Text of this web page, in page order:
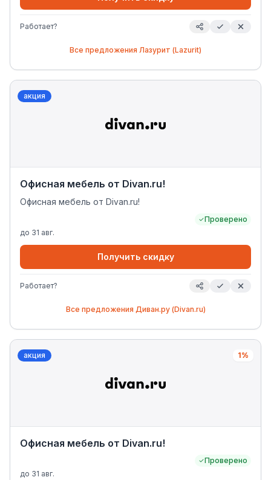
Работает?
Все предложения Лазурит (Lazurit)
акция
Офисная мебель от Divan.ru!
Офисная мебель от Divan.ru!
Проверено
до 31 авг.
Получить скидку
Работает?
Все предложения Диван.ру (Divan.ru)
акция 1%
Офисная мебель от Divan.ru!
Проверено
до 31 авг.